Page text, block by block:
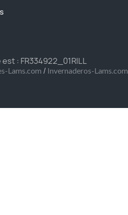
: FR334922_01RILL
Lams.com / Invernaderos-Lams.com